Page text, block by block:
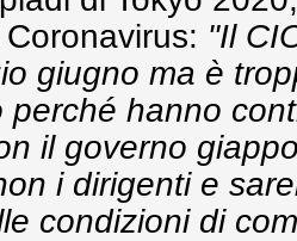
"Il
giugno ma è
hanno
il governo
i dirigenti e
condizioni di